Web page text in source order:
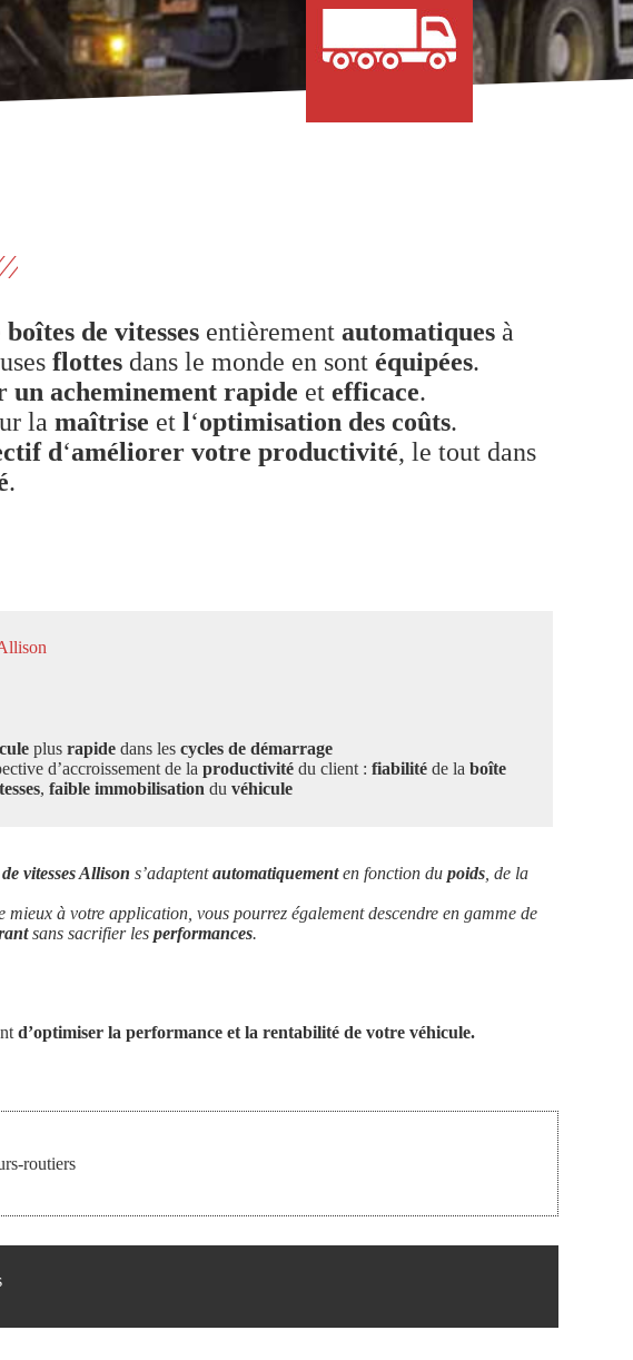
boîtes de vitessesentièrement automatiquesà
flottes dans le monde en sont équipées.
un acheminement rapide et efficace.
la maîtrise et l‘optimisation des coûts.
d‘améliorer votre productivité, le tout dans
.
plus rapide dans les cycles de démarrage
d’accroissement de la productivité du client : fiabilité de la boîte
, faible immobilisation du véhicule
vitesses Allison s’adaptentautomatiquementen fonction du poids, de la
mieux à votre application, vous pourrez également descendre en gamme de
sans sacrifier les performances.
d’optimiser la performance et la rentabilité de votre véhicule.